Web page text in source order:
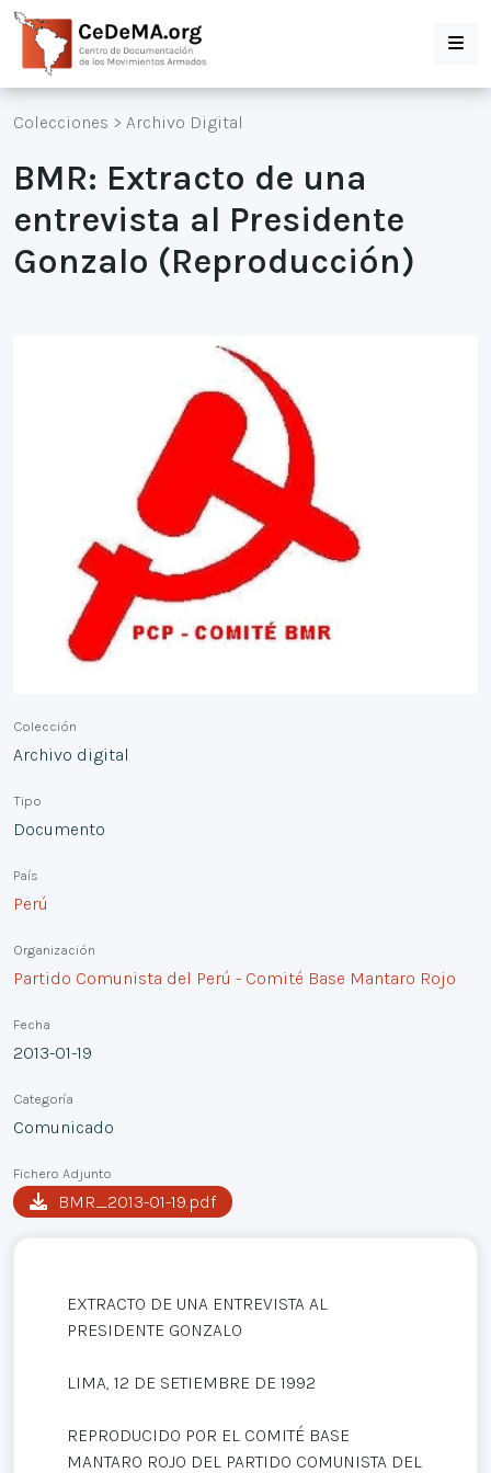
Colecciones > Archivo Digital
BMR: Extracto de una
entrevista al Presidente
Gonzalo (Reproducción)
Colección
Archivo digital
Tipo
Documento
País
Perú
Organización
Partido Comunista del Perú - Comité Base Mantaro Rojo
Fecha
2013-01-19
Categoría
Comunicado
Fichero Adjunto
BMR_2013-01-19.pdf
EXTRACTO DE UNA ENTREVISTA AL
PRESIDENTE GONZALO
LIMA, 12 DE SETIEMBRE DE 1992
REPRODUCIDO POR EL COMITÉ BASE
MANTARO ROJO DEL PARTIDO COMUNISTA DEL